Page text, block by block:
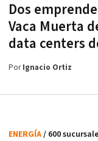
Dos
Vaca Muerta
data centers
PorIgnacio Ortiz
ENERGÍA/ 600